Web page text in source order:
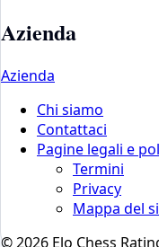
Azienda
Azienda
Chi siamo
Contattaci
Pagine legali e
Termini
Privacy
Mappa del
© 2026 Elo Chess